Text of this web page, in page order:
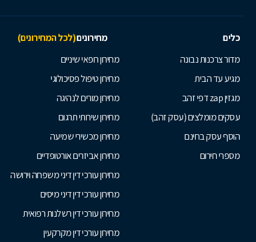
כלים מחירונים(לכל המחירונים)
מדור צרכנות נבונה
מגיע עד הבית
מגזין zap דפי זהב
עסקים מומלצים (עסק זהב)
הוסף עסק בחינם
מספרי חירום
מחירון רופאי שיניים
מחירון טיפול פסיכולוגי
מחירון מורים לנהיגה
מחירון שירותי תרגום
מחירון מכשירי שמיעה
מחירון אביזרים אורטופדיים
מחירון עורכי דין דיני משפחה וירושה
מחירון עורכי דין דיני מיסים
מחירון עורכי דין רשלנות רפואית
מחירון עורכי דין מקרקעין